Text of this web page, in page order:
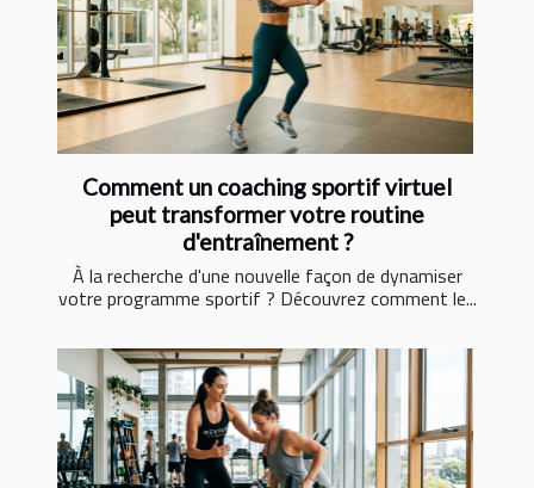
Comment un coaching sportif virtuel
peut transformer votre routine
d'entraînement ?
À la recherche d'une nouvelle façon de dynamiser
votre programme sportif ? Découvrez comment le...